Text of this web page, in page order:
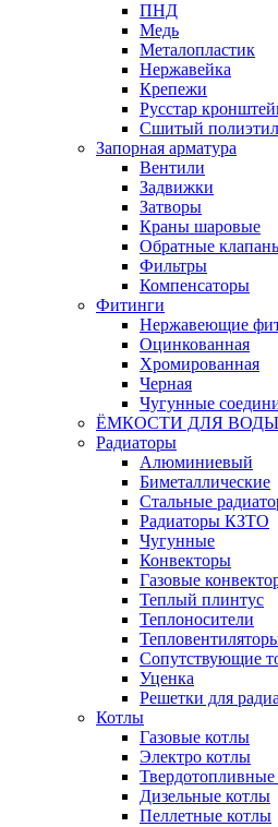
ПНД
Медь
Металопластик
Нержавейка
Крепежи
Русстар
Сшитый
Запорная арматура
Вентили
Задвижки
Затворы
Краны шаровые
Обратные
Фильтры
Компенсаторы
Фитинги
Нержавеющие
Оцинкованная
Хромированная
Черная
Чугунные
ЁМКОСТИ ДЛЯ ВОДЫ
Радиаторы
Алюминиевый
Биметаллические
Стальные
Радиаторы КЗТО
Чугунные
Конвекторы
Газовые
Теплый плинтус
Теплоносители
Сопутствующие
Уценка
Решетки для
Котлы
Газовые котлы
Электро котлы
Дизельные котлы
Пеллетные котлы